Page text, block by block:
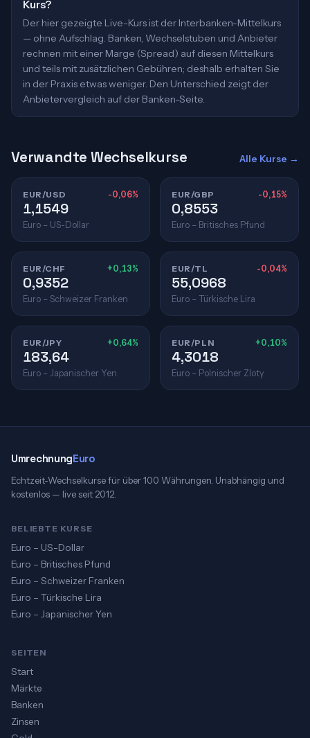
Kurs?
Der hier gezeigte Live-Kurs ist der Interbanken-Mittelkurs
— ohne Aufschlag. Banken, Wechselstuben und Anbieter
rechnen mit einer Marge (Spread) auf diesen Mittelkurs
und teils mit zusätzlichen Gebühren; deshalb erhalten Sie
in der Praxis etwas weniger. Den Unterschied zeigt der
Anbietervergleich auf der Banken-Seite.
Verwandte Wechselkurse Alle Kurse →
EUR/USD -0,06%
1,1549
Euro – US-Dollar
EUR/GBP -0,15%
0,8553
Euro – Britisches Pfund
EUR/CHF +0,13%
0,9352
Euro – Schweizer Franken
EUR/TL -0,04%
55,0968
Euro – Türkische Lira
EUR/JPY +0,64%
183,64
Euro – Japanischer Yen
EUR/PLN +0,10%
4,3018
Euro – Polnischer Zloty
UmrechnungEuro
Echtzeit-Wechselkurse für über 100 Währungen. Unabhängig und
kostenlos — live seit 2012.
BELIEBTE KURSE
Euro – US-Dollar
Euro – Britisches Pfund
Euro – Schweizer Franken
Euro – Türkische Lira
Euro – Japanischer Yen
SEITEN
Start
Märkte
Banken
Zinsen